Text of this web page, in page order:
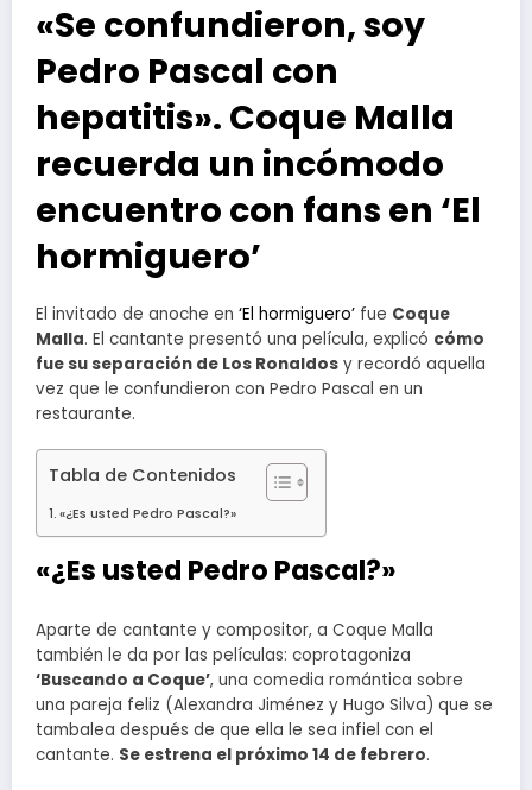
«Se confundieron, soy
Pedro Pascal con
hepatitis». Coque Malla
recuerda un incómodo
encuentro con fans en ‘El
hormiguero’
El invitado de anoche en ‘El hormiguero’ fue Coque
Malla. El cantante presentó una película, explicó cómo
fue su separación de Los Ronaldos y recordó aquella
vez que le confundieron con Pedro Pascal en un
restaurante.
Tabla de Contenidos
«¿Es usted Pedro Pascal?»
«¿Es usted Pedro Pascal?»
Aparte de cantante y compositor, a Coque Malla
también le da por las películas: coprotagoniza
‘Buscando a Coque’, una comedia romántica sobre
una pareja feliz (Alexandra Jiménez y Hugo Silva) que se
tambalea después de que ella le sea infiel con el
cantante. Se estrena el próximo 14 de febrero.